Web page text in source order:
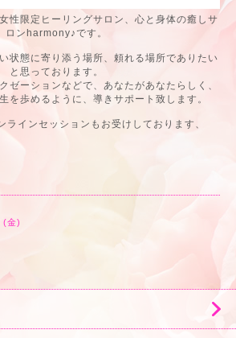
性限定ヒーリングサロン、心と身体の癒しサ
ロンharmony♪です。
状態に寄り添う場所、頼れる場所でありたい
と思っております。
ゼーションなどで、あなたがあなたらしく、
を歩めるように、導きサポート致します。
インセッションもお受けしております、
(金)